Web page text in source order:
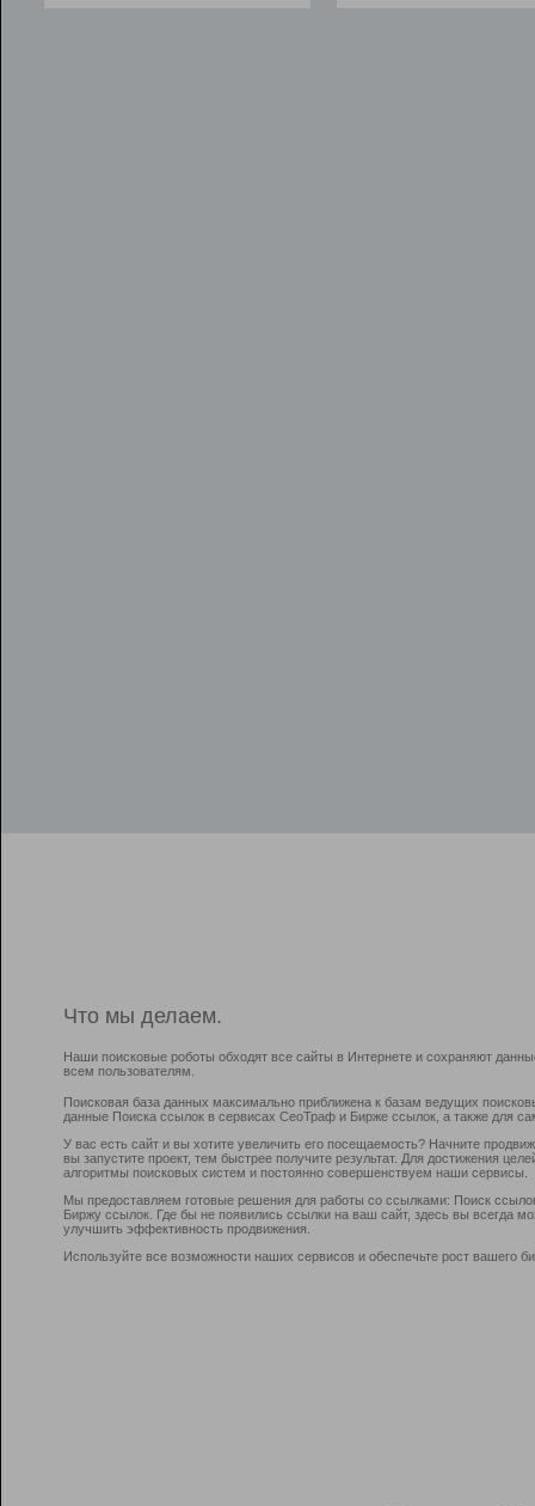
Что мы делаем.
Наши поисковые роботы обходят все сайты в Интернете и сохраняют
всем пользователям.
Поисковая база данных максимально приближена к базам ведущих
данные Поиска ссылок в сервисах СеоТраф и Бирже ссылок, а также для
У вас есть сайт и вы хотите увеличить его посещаемость? Начните
вы запустите проект, тем быстрее получите результат. Для достижения
алгоритмы поисковых систем и постоянно совершенствуем наши сервисы.
Мы предоставляем готовые решения для работы со ссылками: Поиск
Биржу ссылок. Где бы не появились ссылки на ваш сайт, здесь вы всегда
улучшить эффективность продвижения.
Используйте все возможности наших сервисов и обеспечьте рост вашего